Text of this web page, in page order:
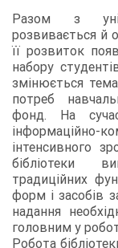
Разом з
розвивається й
її розвиток
набору
змінюється
потреб
фонд. На
інтенсивного
бібліотеки
традиційних
форм і засобів
надання
головним у
Робота